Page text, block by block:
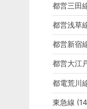
都営三田
都営浅草
都営新宿
都営大江
都電荒川
東急線